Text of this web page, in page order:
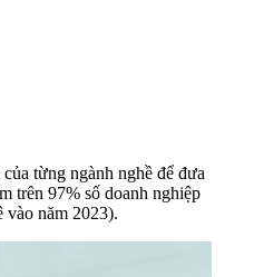
từng ngành nghề để đưa
trên 97% số doanh nghiệp
vào năm 2023).